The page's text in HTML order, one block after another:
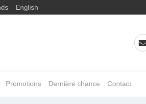
English
Promotions Dernière chance Contact